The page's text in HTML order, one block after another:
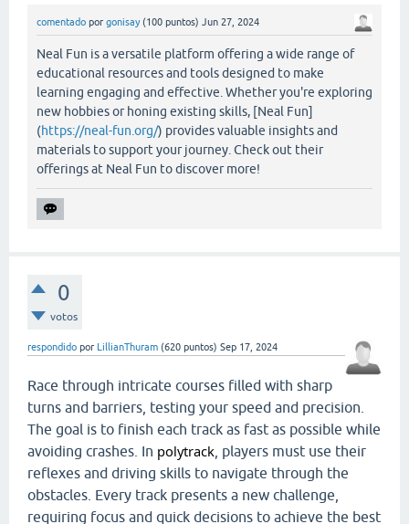
comentado por gonisay (100 puntos) Jun 27, 2024
Neal Fun is a versatile platform offering a wide range of
educational resources and tools designed to make
learning engaging and effective. Whether you're exploring
new hobbies or honing existing skills, [Neal Fun]
(https://neal-fun.org/) provides valuable insights and
materials to support your journey. Check out their
offerings at Neal Fun to discover more!
0
votos
respondido por LillianThuram (620 puntos) Sep 17, 2024
Race through intricate courses filled with sharp
turns and barriers, testing your speed and precision.
The goal is to finish each track as fast as possible while
avoiding crashes. In polytrack , players must use their
reflexes and driving skills to navigate through the
obstacles. Every track presents a new challenge,
requiring focus and quick decisions to achieve the best